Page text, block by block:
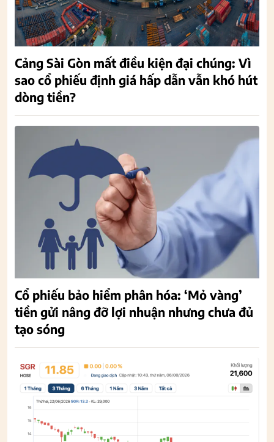
Cảng Sài Gòn mất điều kiện đại chúng: Vì
sao cổ phiếu định giá hấp dẫn vẫn khó hút
dòng tiền?
Cổ phiếu bảo hiểm phân hóa: ‘Mỏ vàng’
tiền gửi nâng đỡ lợi nhuận nhưng chưa đủ
tạo sóng